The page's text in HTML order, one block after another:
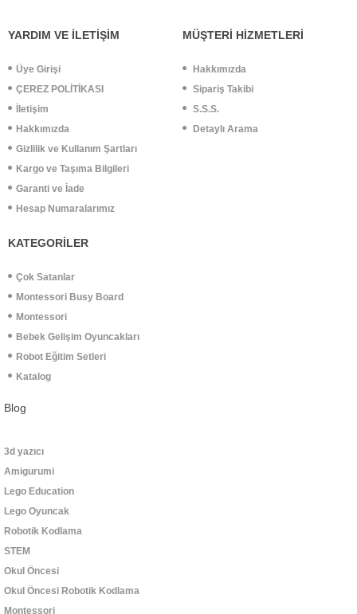
YARDIM VE İLETİŞİM
Üye Girişi
ÇEREZ POLİTİKASI
İletişim
Hakkımızda
Gizlilik ve Kullanım Şartları
Kargo ve Taşıma Bilgileri
Garanti ve İade
Hesap Numaralarımız
MÜŞTERİ HİZMETLERİ
Hakkımızda
Sipariş Takibi
S.S.S.
Detaylı Arama
KATEGORİLER
Çok Satanlar
Montessori Busy Board
Montessori
Bebek Gelişim Oyuncakları
Robot Eğitim Setleri
Katalog
Blog
3d yazıcı
Amigurumi
Lego Education
Lego Oyuncak
Robotik Kodlama
STEM
Okul Öncesi
Okul Öncesi Robotik Kodlama
Montessori